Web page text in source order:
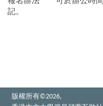
記。
版權所有©2026,